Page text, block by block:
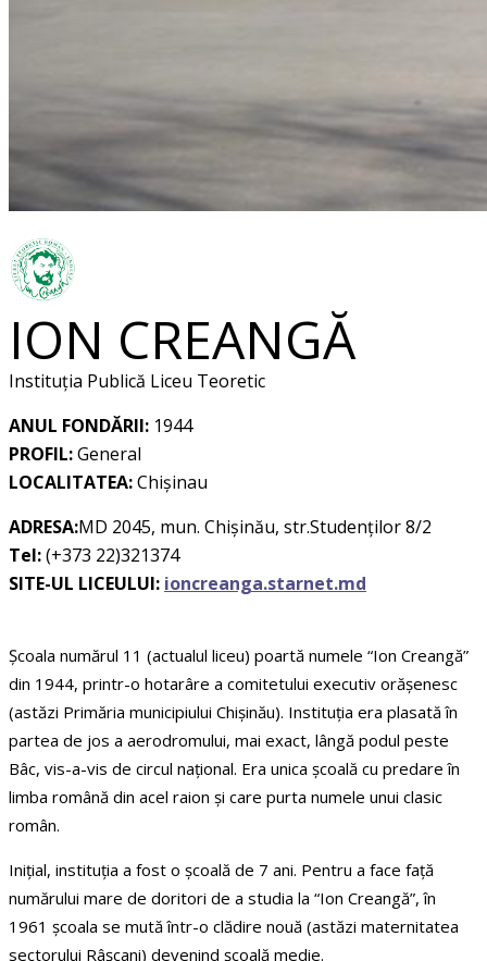
ION CREANGĂ
Instituția Publică Liceu Teoretic
ANUL FONDĂRII: 1944
PROFIL:General
LOCALITATEA:Chișinau
ADRESA:MD 2045, mun. Chișinău, str.Studenților 8/2
Tel:(+373 22)321374
SITE-UL LICEULUI: ioncreanga.starnet.md
Şcoala numărul 11 (actualul liceu) poartă numele “Ion Creangă”
din 1944, printr-o hotarâre a comitetului executiv orăşenesc
(astăzi Primăria municipiului Chișinău). Instituţia era plasată în
partea de jos a aerodromului, mai exact, lângă podul peste
Bâc, vis-a-vis de circul naţional. Era unica şcoală cu predare în
limba română din acel raion şi care purta numele unui clasic
român.
Inițial, instituția a fost o şcoală de 7 ani. Pentru a face față
numărului mare de doritori de a studia la “Ion Creangă”, în
1961 școala se mută într-o clădire nouă (astăzi maternitatea
sectorului Râşcani) devenind şcoală medie.